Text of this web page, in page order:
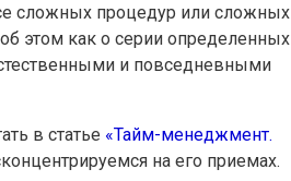
сложных процедур или сложных
этом как о серии определенных
и повседневными
в статье «Тайм-менеджмент.
на его приемах.